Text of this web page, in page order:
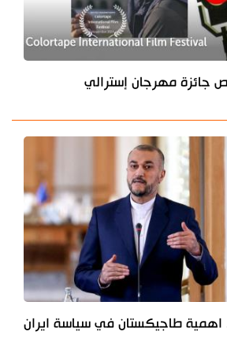
جائزة مهرجان إسترالي
اهمية طاجيكستان في سياسة ايران